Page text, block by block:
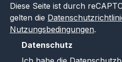
Diese Seite ist durch
gelten die
Nutzungsbedingungen.
Datenschutz